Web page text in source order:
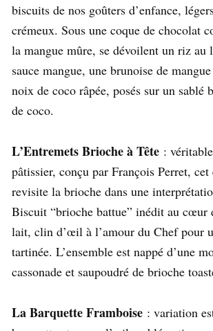
biscuits de nos goûters d’enfance,
crémeux. Sous une coque de chocolat
la mangue mûre, se dévoilent un riz au
sauce mangue, une brunoise de
noix de coco râpée, posés sur un sablé
de coco.
L’Entremets Brioche à Tête :
pâtissier, conçu par François Perret, cet
revisite la brioche dans une
Biscuit “brioche battue” inédit au cœur
lait, clin d’œil à l’amour du Chef pour
tartinée. L’ensemble est nappé d’une
cassonade et saupoudré de brioche
La Barquette Framboise : variation